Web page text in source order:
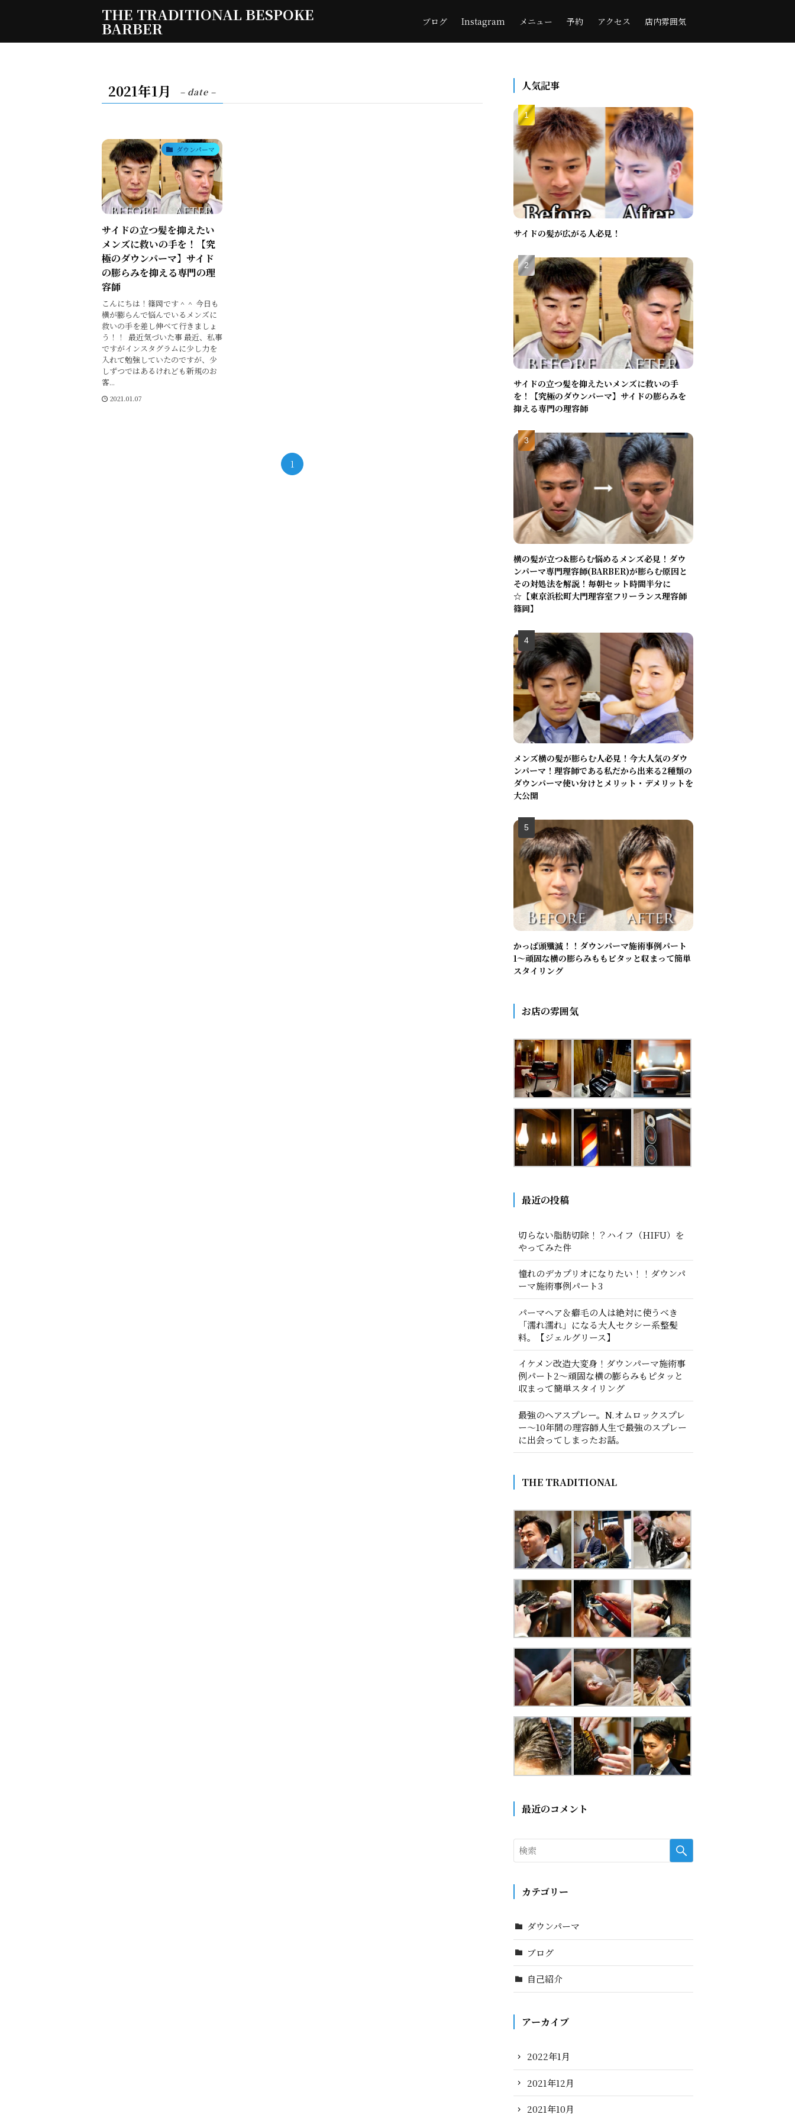
THE TRADITIONAL BESPOKE
BARBER ブログ Instagram メニュー 予約 アクセス 店内雰囲気
2021年1月 – date –
ダウンパーマ
サイドの立つ髪を抑えたい
メンズに救いの手を！【究
極のダウンパーマ】サイド
の膨らみを抑える専門の理
容師
こんにちは！篠岡です＾＾ 今日も
横が膨らんで悩んでいるメンズに
救いの手を差し伸べて行きましょ
う！！ 最近気づいた事 最近、私事
ですがインスタグラムに少し力を
入れて勉強していたのですが、少
しずつではあるけれども新規のお
客...
2021.01.07
1
人気記事
サイドの髪が広がる人必見！
サイドの立つ髪を抑えたいメンズに救いの手
を！【究極のダウンパーマ】サイドの膨らみを
抑える専門の理容師
横の髪が立つ&膨らむ悩めるメンズ必見！ダウ
ンパーマ専門理容師(BARBER)が膨らむ原因と
その対処法を解説！毎朝セット時間半分に
☆【東京浜松町大門理容室フリーランス理容師
篠岡】
メンズ横の髪が膨らむ人必見！今大人気のダウ
ンパーマ！理容師である私だから出来る2種類の
ダウンパーマ使い分けとメリット・デメリットを
大公開
かっぱ頭殲滅！！ダウンパーマ施術事例パート
1〜頑固な横の膨らみももピタッと収まって簡単
スタイリング
お店の雰囲気
最近の投稿
切らない脂肪切除！？ハイフ（HIFU）を
やってみた件
憧れのデカプリオになりたい！！ダウンパ
ーマ施術事例パート3
パーマヘア＆癖毛の人は絶対に使うべき
「濡れ濡れ」になる大人セクシー系整髪
料。【ジェルグリース】
イケメン改造大変身！ダウンパーマ施術事
例パート2〜頑固な横の膨らみもピタッと
収まって簡単スタイリング
最強のヘアスプレー。N.オムロックスプレ
ー〜10年間の理容師人生で最強のスプレー
に出会ってしまったお話。
THE TRADITIONAL
最近のコメント
カテゴリー
ダウンパーマ
ブログ
自己紹介
アーカイブ
2022年1月
2021年12月
2021年10月